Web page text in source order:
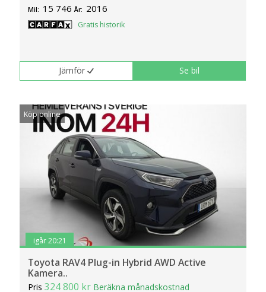
Mil: 15 746 År: 2016
Gratis historik
Jämför Se bil
Köp online
igår 20:21
Toyota RAV4 Plug-in Hybrid AWD Active
Kamera..
Pris324 800 kr Beräkna månadskostnad